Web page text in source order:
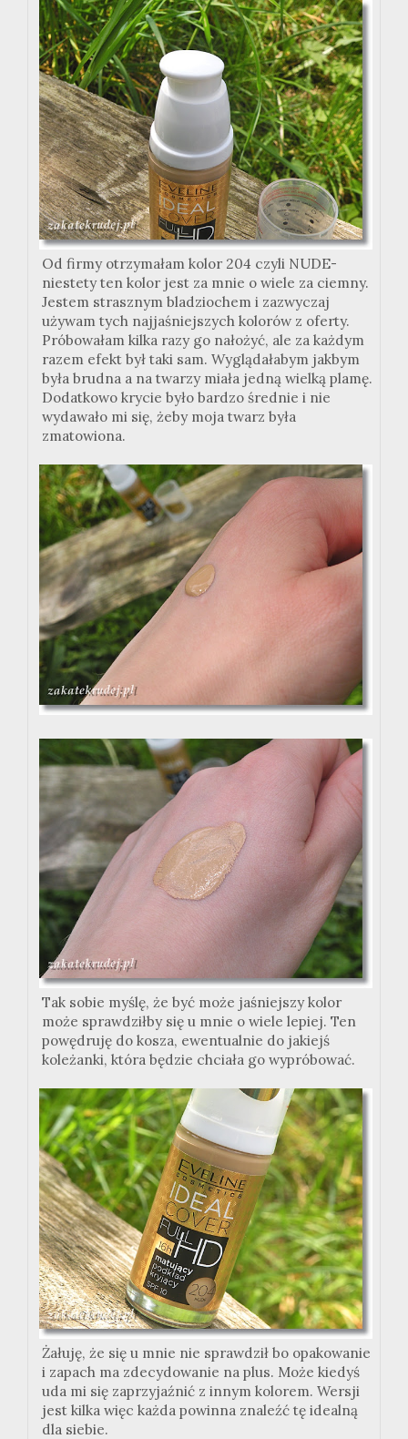
Od firmy otrzymałam kolor 204 czyli NUDE-
niestety ten kolor jest za mnie o wiele za ciemny.
Jestem strasznym bladziochem i zazwyczaj
używam tych najjaśniejszych kolorów z oferty.
Próbowałam kilka razy go nałożyć, ale za każdym
razem efekt był taki sam. Wyglądałabym jakbym
była brudna a na twarzy miała jedną wielką plamę.
Dodatkowo krycie było bardzo średnie i nie
wydawało mi się, żeby moja twarz była
zmatowiona.
Tak sobie myślę, że być może jaśniejszy kolor
może sprawdziłby się u mnie o wiele lepiej. Ten
powędruję do kosza, ewentualnie do jakiejś
koleżanki, która będzie chciała go wypróbować.
Żałuję, że się u mnie nie sprawdził bo opakowanie
i zapach ma zdecydowanie na plus. Może kiedyś
uda mi się zaprzyjaźnić z innym kolorem. Wersji
jest kilka więc każda powinna znaleźć tę idealną
dla siebie.